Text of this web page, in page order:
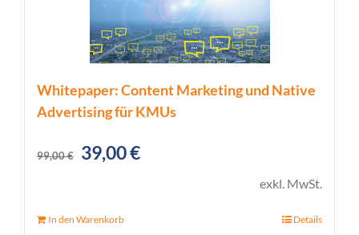
Whitepaper: Content Marketing und Native
Advertising für KMUs
99,00€
Ursprünglicher
39,00€Aktueller
exkl. MwSt.
In den Warenkorb Details